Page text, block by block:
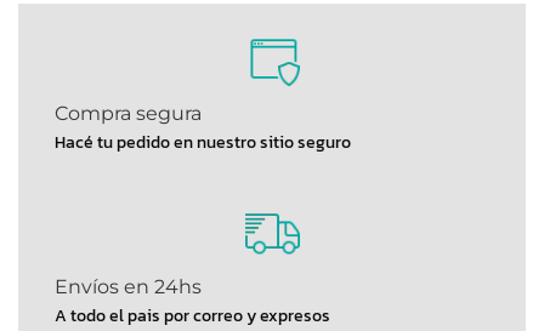
Compra segura
Hacé tu pedido en nuestro sitio seguro
Envíos en 24hs
A todo el pais por correo y expresos